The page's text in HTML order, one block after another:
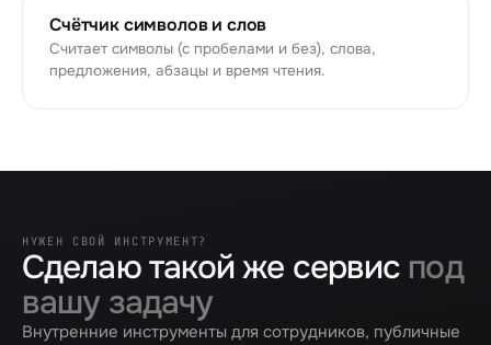
Счётчик символов и слов
Считает символы (с пробелами и без), слова,
предложения, абзацы и время чтения.
НУЖЕН СВОЙ ИНСТРУМЕНТ?
Сделаю такой же сервис под
вашу задачу
Внутренние инструменты для сотрудников, публичные